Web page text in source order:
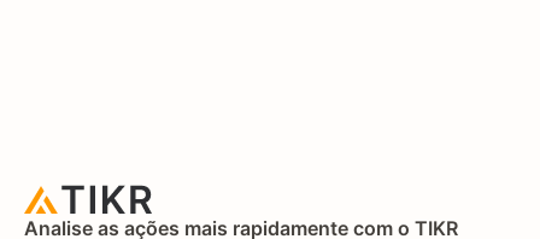
Analise as ações mais rapidamente com o TIKR